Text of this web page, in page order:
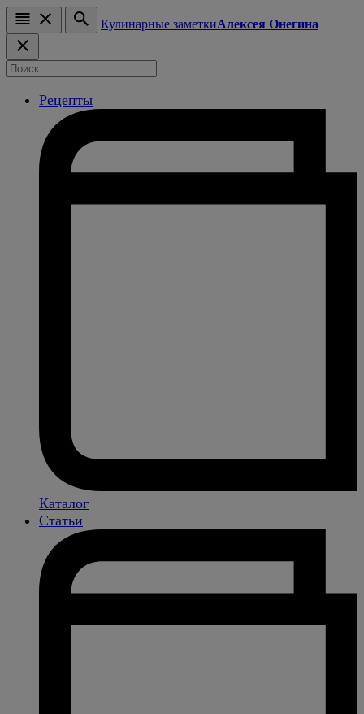
Кулинарные заметкиАлексея Онегина
Рецепты
Каталог
Статьи